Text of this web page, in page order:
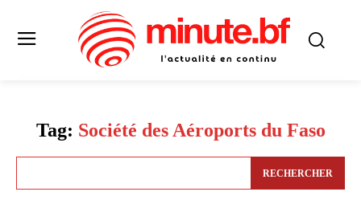
Tag: Société des Aéroports du Faso
RECHERCHER